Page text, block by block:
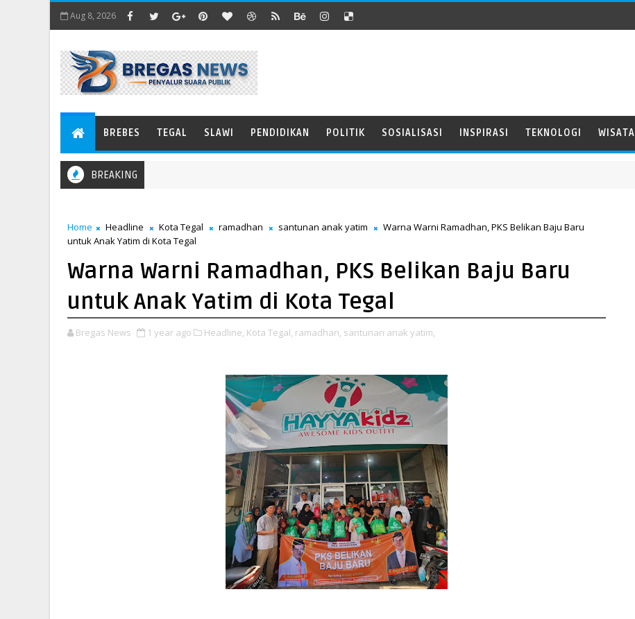
Aug 8, 2026
BREBES TEGAL SLAWI PENDIDIKAN POLITIK SOSIALISASI INSPIRASI TEKNOLOGI WISATA
BREAKING
Home Headline Kota Tegal ramadhan santunan anak yatim
Warna Warni Ramadhan, PKS Belikan Baju Baru
untuk Anak Yatim di Kota Tegal
Warna Warni Ramadhan, PKS Belikan Baju Baru
untuk Anak Yatim di Kota Tegal
Bregas News 1 year ago Headline, Kota Tegal, ramadhan, santunan anak yatim,